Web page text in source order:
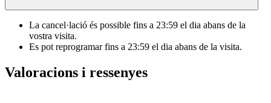
La cancel·lació és possible fins a 23:59 el dia abans de la
vostra visita.
Es pot reprogramar fins a 23:59 el dia abans de la visita.
Valoracions i ressenyes